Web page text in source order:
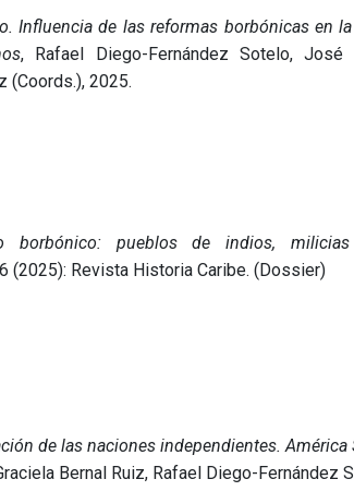
Influencia de las reformas borbónicas en
, Rafael Diego-Fernández Sotelo, José
(Coords.), 2025.
borbónico: pueblos de indios,
(2025): Revista Historia Caribe. (Dossier)
de las naciones independientes. América
Bernal Ruiz, Rafael Diego-Fernández